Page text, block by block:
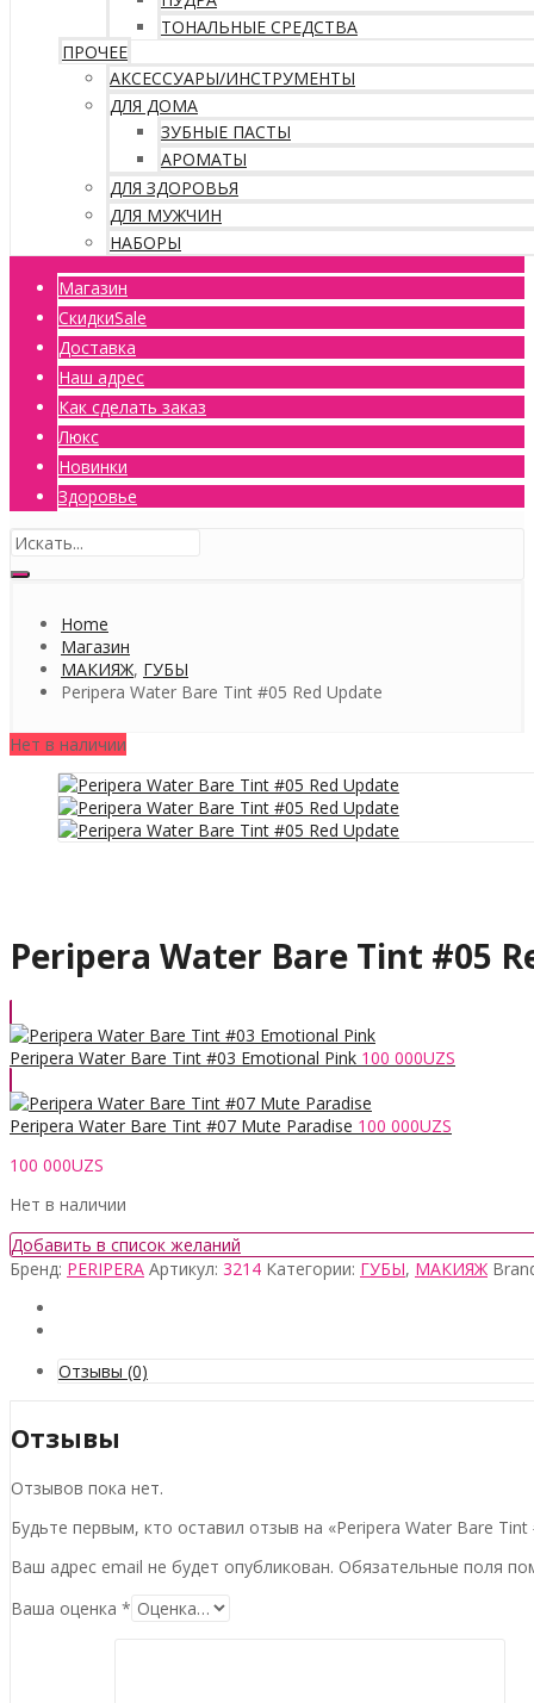
ТОНАЛЬНЫЕ СРЕДСТВА
ПРОЧЕЕ
АКСЕССУАРЫ/ИНСТРУМЕНТЫ
ДЛЯ ДОМА
ЗУБНЫЕ ПАСТЫ
АРОМАТЫ
ДЛЯ ЗДОРОВЬЯ
ДЛЯ МУЖЧИН
НАБОРЫ
Магазин
СкидкиSale
Доставка
Наш адрес
Как сделать заказ
Люкс
Новинки
Здоровье
Home
Магазин
МАКИЯЖ, ГУБЫ
Peripera Water Bare Tint #05 Red Update
Нет в наличии
Peripera Water Bare Tint #05
Peripera Water Bare Tint #03 Emotional Pink 100 000UZS
Peripera Water Bare Tint #07 Mute Paradise 100 000UZS
100 000UZS
Нет в наличии
Добавить в список желаний
Бренд: PERIPERA Артикул: 3214 Категории: ГУБЫ, МАКИЯЖ
Отзывы (0)
Отзывы
Отзывов пока нет.
Будьте первым, кто оставил отзыв на «Peripera Water Bare Tint
Ваш адрес email не будет опубликован. Обязательные поля
Ваша оценка *